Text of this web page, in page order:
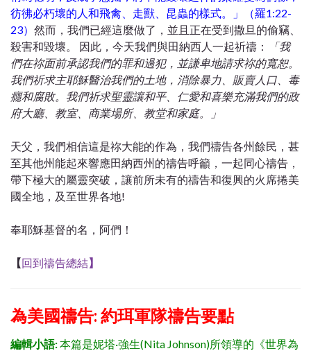
彷彿必朽壞的人和飛禽、走獸、昆蟲的樣式。」（羅1:22-
23） 然而，我們已經這麼做了，並且正在受到撒旦的偷竊、
殺害和毀壞。 因此，今天我們與田納西人一起祈禱：
「我
們在祢面前承認我們的罪和過犯，並謙卑地請求祢的寬恕。
我們祈求主耶穌醫治我們的土地，消除暴力、販賣人口、毒
癮和腐敗。 我們祈求聖靈讓和平、仁愛和喜樂充滿我們的政
府大廳、教室、商業場所、教堂和家庭。」
天父，我們相信這是祢大能的作為，我們禱告各州餘民，甚
至其他州能起來響應田納西州的禱告呼籲，一起同心禱告，
帶下極大的屬靈突破，讓前所未有的禱告和復興的火席捲美
國全地，及至世界各地!
奉耶穌基督的名，阿們！
【回到禱告總結】
為美國禱告: 約珥軍隊禱告要點
編輯小語:本篇是妮塔·強生(Nita Johnson)所領導的《世界為